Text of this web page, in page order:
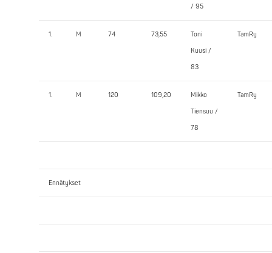
/ 95
1. M 74 73,55 Toni
Kuusi /
83
TamRy
1. M 120 109,20 Mikko
Tiensuu /
78
TamRy
Ennätykset